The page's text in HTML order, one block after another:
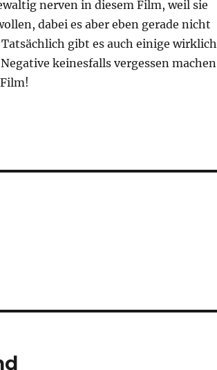
nerven in diesem Film, weil sie
dabei es aber eben gerade nicht
gibt es auch einige wirklich
keinesfalls vergessen machen